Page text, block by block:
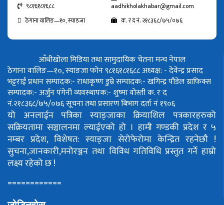
९८१६१८१६८८
aadhikholakhabar@gmail.com
ठेगाना वालिङ—१०, स्याङजा
क. र द नं. २१८३६८/७५/०७६
आँधीखोला मिडिया तथा सामुदायिक चेतना मन्च नेपाल
ठेगाना वालिङ—१०, स्याङजा फोन ९८१६१८१६८८अध्यक्ष: - देवेन्द्र प्रसाद
भट्टराईप्रधान सम्पादक:- राधाकृष्ण डुम्रेसम्पादक:- खगिन्द्र पौडेलग्राफिक्स
सम्पादक:- अर्जुन पंगेनीव्यवस्थापक:- शुष्मा वोस्तीक. र द
नं.२१८३६८/७५/०७६सूचना तथा प्रसारण बिभाग दर्ता नं १९०६
यो अनलाईन पत्रिका स्याङ्जाका क्रियाशिल पत्रकारहरुको
सक्रियतामा सञ्चालनमा ल्याईएको हो । हामी गण्डकी प्रदेश र ५
नम्बर प्रदेश, विशेषत: स्याङ्जा सेरोफेरोमा केन्द्रित रहनेछौ !
सुचना,जानकारी,मनोरञ्जन तथा विविध गतिविधि प्रस्तुत गर्ने हाम्रो
लक्ष्य रहेको छ !
============